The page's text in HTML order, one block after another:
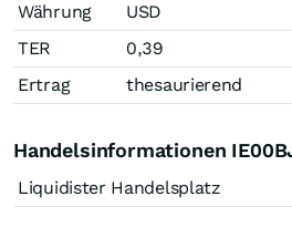
Währung
USD
TER
0,39
Ertrag
thesaurierend
Handelsinformationen
Liquidister Handelsplatz